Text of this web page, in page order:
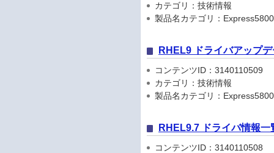
カテゴリ：技術情報
製品名カテゴリ：
RHEL9 ドライバアップ
コンテンツID：3140110509
カテゴリ：技術情報
製品名カテゴリ：
RHEL9.7 ドライバ情報一
コンテンツID：3140110508